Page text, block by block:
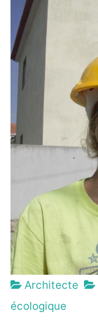
Architecte
écologique